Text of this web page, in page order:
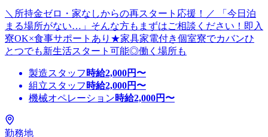
＼所持金ゼロ・家なしからの再スタート応援！／ 「今日泊
まる場所がない…」そんな方もまずはご相談ください！即入
寮OK×食事サポートあり★家具家電付き個室寮でカバンひ
とつでも新生活スタート可能◎働く場所も
製造スタッフ 時給2,000円〜
組立スタッフ 時給2,000円〜
機械オペレーション時給2,000円〜
勤務地